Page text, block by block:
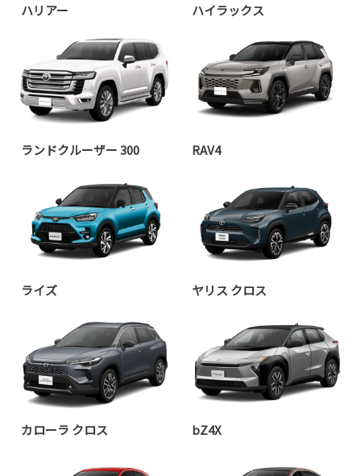
ハリアー ハイラックス
ランドクルーザー 300 RAV4
ライズ ヤリス クロス
カローラ クロス bZ4X